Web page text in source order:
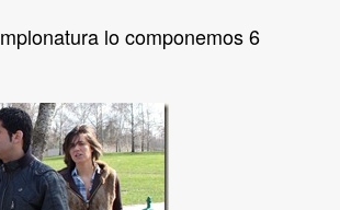
lo componemos 6